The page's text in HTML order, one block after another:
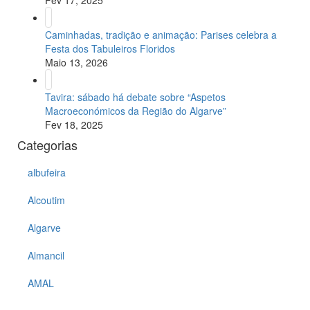
Caminhadas, tradição e animação: Parises celebra a
Festa dos Tabuleiros Floridos
Maio 13, 2026
Tavira: sábado há debate sobre “Aspetos
Macroeconómicos da Região do Algarve”
Fev 18, 2025
Categorias
albufeira
Alcoutim
Algarve
Almancil
AMAL